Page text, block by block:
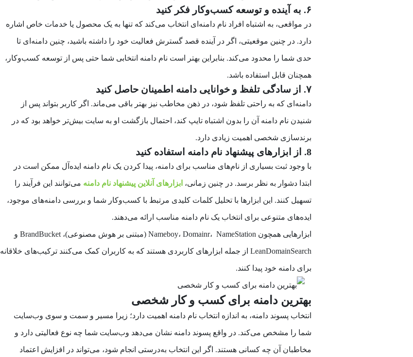
۶. به آینده و توسعه کسب‌وکار فکر کنید
در مواقعی، به اشتباه افراد نام دامنه‌ای انتخاب می‌کند که تنها به یک محصول یا خدمات خاص اشاره
دارد. در چنین موقعیتی، اگر در آینده قصد گسترش فعالیت خود را داشته باشید، چنین دامنه‌ای تا
حدی شما را محدود می‌کند. بنابراین بهتر است نام دامنه انتخابی شما حتی پس از توسعه کسب‌وکار،
همچنان قابل استفاده باشد.
۷. از سادگی تلفظ و خوانایی دامنه اطمینان حاصل کنید
دامنه‌ای که به راحتی تلفظ شود، در ذهن مخاطب نیز بهتر باقی می‌ماند. اگر کاربر بتواند پس از
شنیدن نام دامنه آن را بدون اشتباه تایپ کند، احتمال بازگشت او به سایت بیش‌تر خواهد بود که در
برندسازی شخصی اهمیت زیادی دارد.
8. از ابزارهای پیشنهاد نام دامنه استفاده کنید
با وجود ثبت بسیاری از نا‌م‌های مناسب برای دامنه، پیدا کردن یک نام دامنه ایده‌آل ممکن است در
ابتدا دشوار به نظر برسد. در چنین زمانی، ابزارهای آنلاین پیشنهاد نام دامنه می‌توانند این فرآیند را
تسهیل کنند. این ابزارها با تحلیل کلمات کلیدی مرتبط با کسب‌وکار شما و بررسی دامنه‌های موجود،
ایده‌های متنوعی برای انتخاب یک نام دامنه مناسب ارائه می‌دهند.
ابزارهایی همچون Nameboy، Domainr، NameStation (مبتنی بر هوش مصنوعی)، BrandBucket و
LeanDomainSearch از جمله ابزارهای کاربردی هستند که به کاربران کمک می‌کنند ترکیب‌های خلاقانه
برای دامنه خود پیدا کنند.
بهترین دامنه برای کسب و کار شخصی
انتخاب پسوند دامنه، به اندازه انتخاب نام دامنه اهمیت دارد؛ زیرا مسیر و سمت و سوی وب‌سایت
شما را مشخص می‌کند. در واقع پسوند دامنه نشان می‌دهد وب‌سایت شما چه نوع فعالیتی دارد و
مخاطبان آن چه کسانی هستند. اگر این انتخاب به‌درستی انجام شود، می‌تواند در افزایش اعتماد